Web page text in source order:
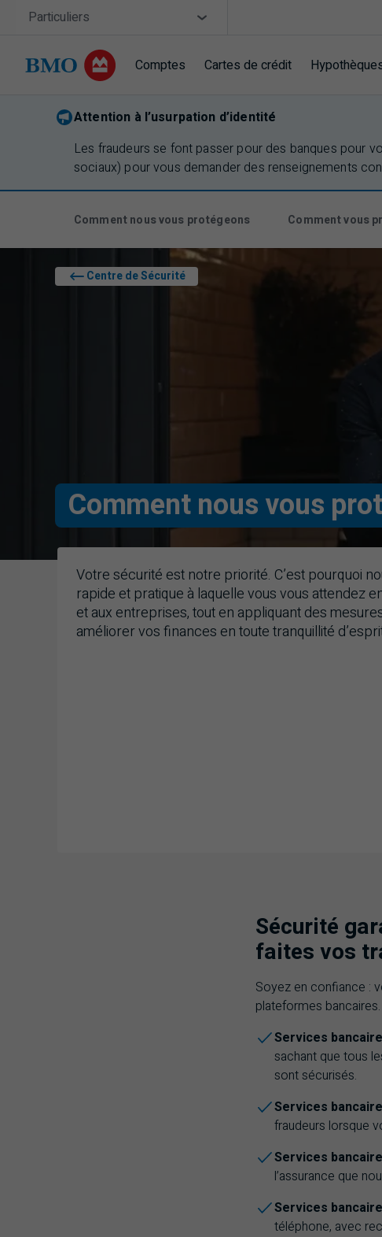
Sauter la navigation
Site Selector
Particuliers
Comptes Cartes de crédit
Navigation sautée
Attention à l’usurpation d’identité
Les fraudeurs se font passer pour des banques pour
sociaux) pour vous demander des renseignements
Comment nous vous protégeons Comment vous
Centre de Sécurité
Comment nous vous
Votre sécurité est notre priorité. C’est pourquoi
rapide et pratique à laquelle vous vous attendez
et aux entreprises, tout en appliquant des
améliorer vos finances en toute tranquillité
Sécurité
faites vos
Soyez en confiance :
plateformes bancaires.
Services
sachant que tous
sont sécurisés.
Services
fraudeurs lorsque
Services
l’assurance que
Services
téléphone, avec